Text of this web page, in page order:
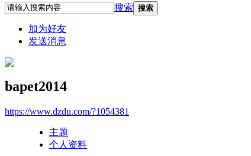
搜索 搜索
加为好友
发送消息
bapet2014
https://www.dzdu.com/?1054381
主题
个人资料